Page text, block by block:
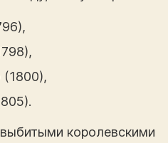
(1800),
королевскими